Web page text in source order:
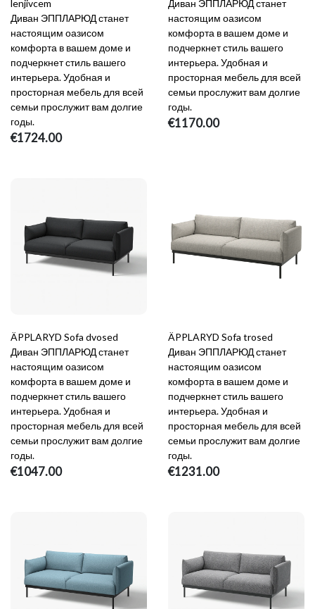
lenjivcem
Диван ЭППЛАРЮД станет
настоящим оазисом
комфорта в вашем доме и
подчеркнет стиль вашего
интерьера. Удобная и
просторная мебель для всей
семьи прослужит вам долгие
годы.
€1724.00
Диван ЭППЛАРЮД станет
настоящим оазисом
комфорта в вашем доме и
подчеркнет стиль вашего
интерьера. Удобная и
просторная мебель для всей
семьи прослужит вам долгие
годы.
€1170.00
ÄPPLARYD Sofa dvosed
Диван ЭППЛАРЮД станет
настоящим оазисом
комфорта в вашем доме и
подчеркнет стиль вашего
интерьера. Удобная и
просторная мебель для всей
семьи прослужит вам долгие
годы.
€1047.00
ÄPPLARYD Sofa trosed
Диван ЭППЛАРЮД станет
настоящим оазисом
комфорта в вашем доме и
подчеркнет стиль вашего
интерьера. Удобная и
просторная мебель для всей
семьи прослужит вам долгие
годы.
€1231.00